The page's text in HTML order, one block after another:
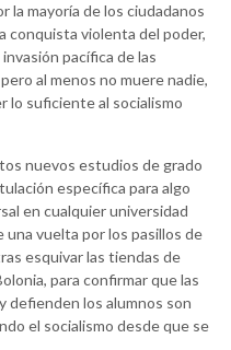
la mayoría de los ciudadanos
conquista violenta del poder,
pacífica de las
al menos no muere nadie,
lo suficiente al socialismo
nuevos estudios de grado
específica para algo
en cualquier universidad
una vuelta por los pasillos de
esquivar las tiendas de
para confirmar que las
defienden los alumnos son
el socialismo desde que se